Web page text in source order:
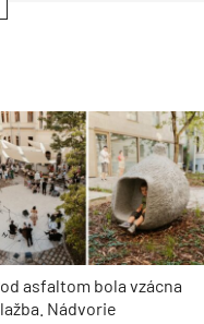
asfaltom bola vzácna
Nádvorie